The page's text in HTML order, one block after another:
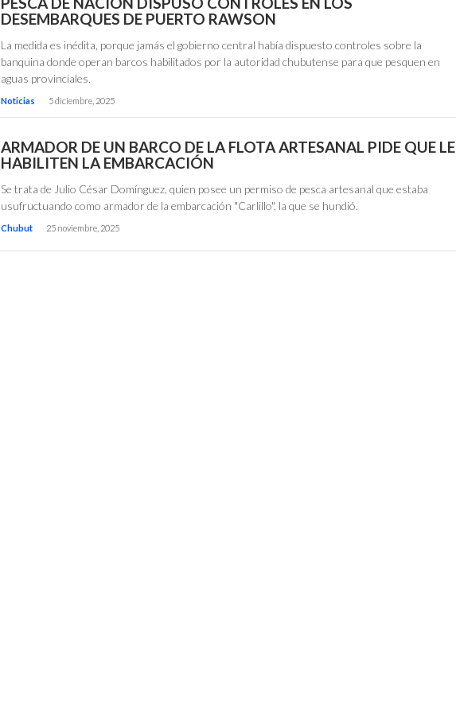
DESEMBARQUES DE PUERTO RAWSON
La medida es inédita, porque jamás el gobierno central había dispuesto controles sobre la
banquina donde operan barcos habilitados por la autoridad chubutense para que pesquen en
aguas provinciales.
Noticias 5 diciembre, 2025
ARMADOR DE UN BARCO DE LA FLOTA ARTESANAL PIDE QUE LE
HABILITEN LA EMBARCACIÓN
Se trata de Julio César Domínguez, quien posee un permiso de pesca artesanal que estaba
usufructuando como armador de la embarcación "Carlillo", la que se hundió.
Chubut 25 noviembre, 2025